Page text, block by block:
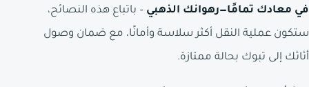
في معادك تمامًا—رهوانك الذهبي – باتباع هذه النصائح،
ستكون عملية النقل أكثر سلاسة وأمانًا، مع ضمان وصول
أثاثك إلى تبوك بحالة ممتازة.